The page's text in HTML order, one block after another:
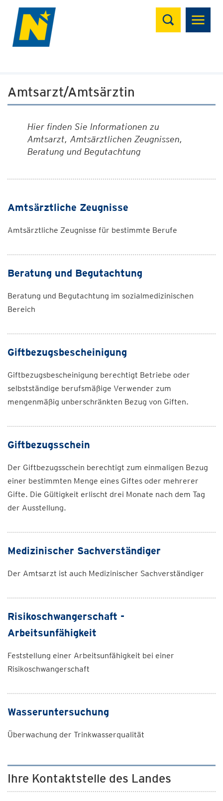
Suchen
Amtsarzt/Amtsärztin
Hier finden Sie Informationen zu
Amtsarzt, Amtsärztlichen Zeugnissen,
Beratung und Begutachtung
Amtsärztliche Zeugnisse
Amtsärztliche Zeugnisse für bestimmte Berufe
Beratung und Begutachtung
Beratung und Begutachtung im sozialmedizinischen
Bereich
Giftbezugsbescheinigung
Giftbezugsbescheinigung berechtigt Betriebe oder
selbstständige berufsmäßige Verwender zum
mengenmäßig unberschränkten Bezug von Giften.
Giftbezugsschein
Der Giftbezugsschein berechtigt zum einmaligen Bezug
einer bestimmten Menge eines Giftes oder mehrerer
Gifte. Die Gültigkeit erlischt drei Monate nach dem Tag
der Ausstellung.
Medizinischer Sachverständiger
Der Amtsarzt ist auch Medizinischer Sachverständiger
Risikoschwangerschaft -
Arbeitsunfähigkeit
Feststellung einer Arbeitsunfähigkeit bei einer
Risikoschwangerschaft
Wasseruntersuchung
Überwachung der Trinkwasserqualität
Ihre Kontaktstelle des Landes